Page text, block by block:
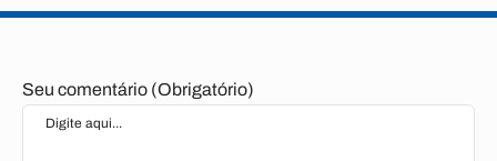
Seu comentário (Obrigatório)